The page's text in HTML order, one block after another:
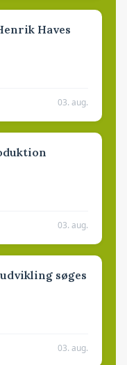
Haves
03. aug.
03. aug.
søges
03. aug.